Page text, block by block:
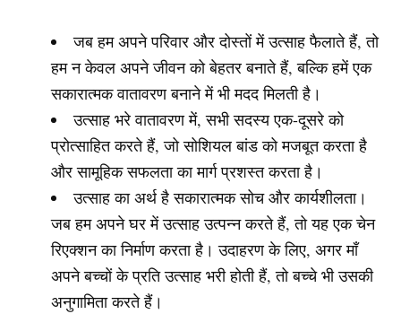
जब हम अपने परिवार और दोस्तों में उत्साह फैलाते हैं, तो
हम न केवल अपने जीवन को बेहतर बनाते हैं, बल्कि हमें एक
सकारात्मक वातावरण बनाने में भी मदद मिलती है।
उत्साह भरे वातावरण में, सभी सदस्य एक-दूसरे को
प्रोत्साहित करते हैं, जो सोशियल बांड को मजबूत करता है
और सामूहिक सफलता का मार्ग प्रशस्त करता है।
उत्साह का अर्थ है सकारात्मक सोच और कार्यशीलता।
जब हम अपने घर में उत्साह उत्पन्न करते हैं, तो यह एक चेन
रिएक्शन का निर्माण करता है। उदाहरण के लिए, अगर माँ
अपने बच्चों के प्रति उत्साह भरी होती हैं, तो बच्चे भी उसकी
अनुगामिता करते हैं।